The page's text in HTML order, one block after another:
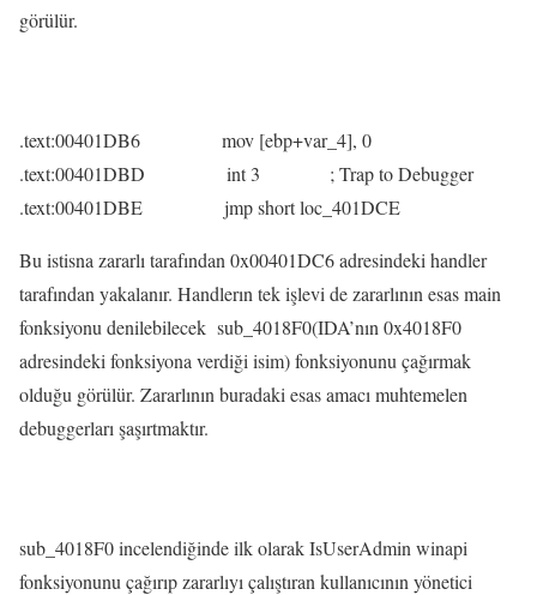
görülür.
.text:00401DB6 mov [ebp+var_4], 0
.text:00401DBD int 3 ; Trap to Debugger
.text:00401DBE jmp short loc_401DCE
Bu istisna zararlı tarafından 0x00401DC6 adresindeki handler
tarafından yakalanır. Handlerın tek işlevi de zararlının esas main
fonksiyonu denilebilecek sub_4018F0(IDA’nın 0x4018F0
adresindeki fonksiyona verdiği isim) fonksiyonunu çağırmak
olduğu görülür. Zararlının buradaki esas amacı muhtemelen
debuggerları şaşırtmaktır.
sub_4018F0 incelendiğinde ilk olarak IsUserAdmin winapi
fonksiyonunu çağırıp zararlıyı çalıştıran kullanıcının yönetici